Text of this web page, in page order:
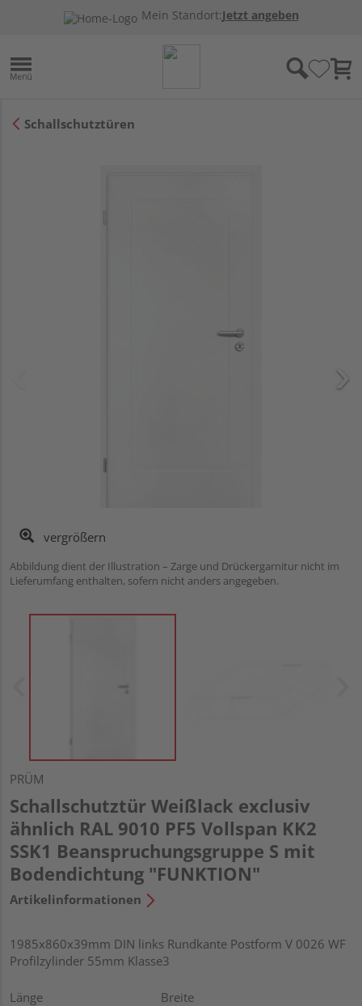
Mein Standort:Jetzt angeben
Schallschutztüren
vergrößern
Abbildung dient der Illustration – Zarge und Drückergarnitur nicht im
Lieferumfang enthalten, sofern nicht anders angegeben.
PRÜM
Schallschutztür Weißlack exclusiv
ähnlich RAL 9010 PF5 Vollspan KK2
SSK1 Beanspruchungsgruppe S mit
Bodendichtung "FUNKTION"
Artikelinformationen
1985x860x39mm DIN links Rundkante Postform V 0026 WF
Profilzylinder 55mm Klasse3
Länge Breite